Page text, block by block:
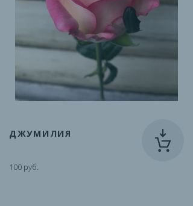
ДЖУМИЛИЯ
100 руб.